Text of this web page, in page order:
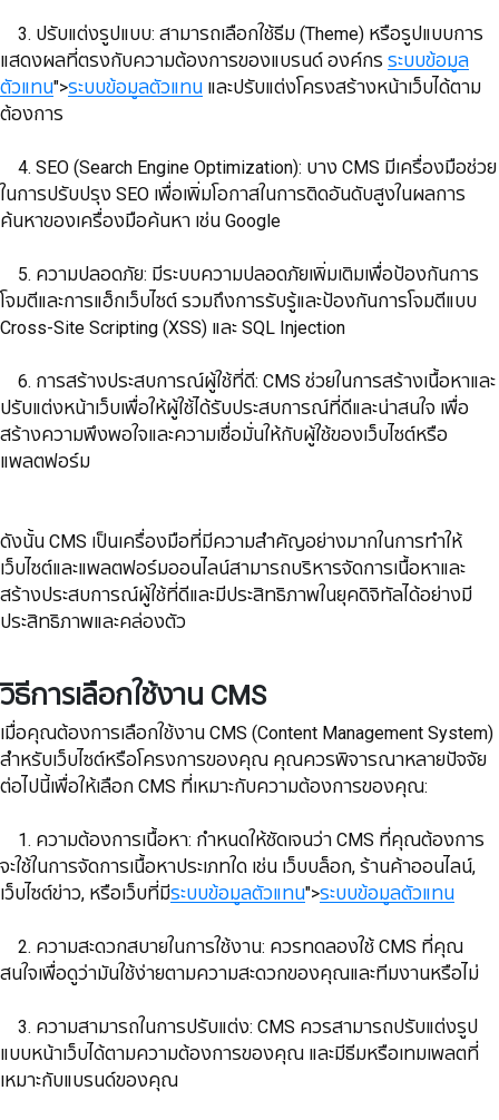
​​​​​​​ 3. ปรับแต่งรูปแบบ: สามารถเลือกใช้ธีม (Theme) หรือรูปแบบการ
แสดงผลที่ตรงกับความต้องการของแบรนด์ องค์กร ระบบข้อมูล
ตัวแทน">ระบบข้อมูลตัวแทน และปรับแต่งโครงสร้างหน้าเว็บได้ตาม
ต้องการ
​​​​​​​ 4. SEO (Search Engine Optimization): บาง CMS มีเครื่องมือช่วย
ในการปรับปรุง SEO เพื่อเพิ่มโอกาสในการติดอันดับสูงในผลการ
ค้นหาของเครื่องมือค้นหา เช่น Google
​​​​​​​ 5. ความปลอดภัย: มีระบบความปลอดภัยเพิ่มเติมเพื่อป้องกันการ
โจมตีและการแฮ็กเว็บไซต์ รวมถึงการรับรู้และป้องกันการโจมตีแบบ
Cross-Site Scripting (XSS) และ SQL Injection
​​​​​​​ 6. การสร้างประสบการณ์ผู้ใช้ที่ดี: CMS ช่วยในการสร้างเนื้อหาและ
ปรับแต่งหน้าเว็บเพื่อให้ผู้ใช้ได้รับประสบการณ์ที่ดีและน่าสนใจ เพื่อ
สร้างความพึงพอใจและความเชื่อมั่นให้กับผู้ใช้ของเว็บไซต์หรือ
แพลตฟอร์ม
ดังนั้น CMS เป็นเครื่องมือที่มีความสำคัญอย่างมากในการทำให้
เว็บไซต์และแพลตฟอร์มออนไลน์สามารถบริหารจัดการเนื้อหาและ
สร้างประสบการณ์ผู้ใช้ที่ดีและมีประสิทธิภาพในยุคดิจิทัลได้อย่างมี
ประสิทธิภาพและคล่องตัว
วิธีการเลือกใช้งาน CMS
เมื่อคุณต้องการเลือกใช้งาน CMS (Content Management System)
สำหรับเว็บไซต์หรือโครงการของคุณ คุณควรพิจารณาหลายปัจจัย
ต่อไปนี้เพื่อให้เลือก CMS ที่เหมาะกับความต้องการของคุณ:
1. ความต้องการเนื้อหา: กำหนดให้ชัดเจนว่า CMS ที่คุณต้องการ
จะใช้ในการจัดการเนื้อหาประเภทใด เช่น เว็บบล็อก, ร้านค้าออนไลน์,
เว็บไซต์ข่าว, หรือเว็บที่มีระบบข้อมูลตัวแทน">ระบบข้อมูลตัวแทน
​​​​​​​ 2. ความสะดวกสบายในการใช้งาน: ควรทดลองใช้ CMS ที่คุณ
สนใจเพื่อดูว่ามันใช้ง่ายตามความสะดวกของคุณและทีมงานหรือไม่
​​​​​​​ 3. ความสามารถในการปรับแต่ง: CMS ควรสามารถปรับแต่งรูป
แบบหน้าเว็บได้ตามความต้องการของคุณ และมีธีมหรือเทมเพลตที่
เหมาะกับแบรนด์ของคุณ